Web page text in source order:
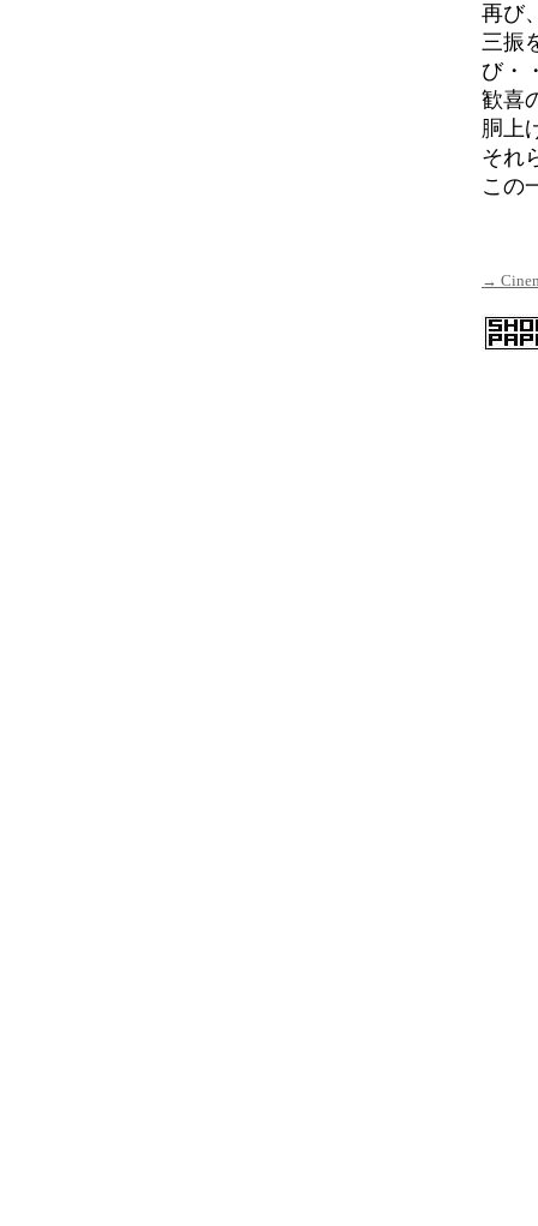
再び
三振
び・
歓喜
胴上
それ
この
→